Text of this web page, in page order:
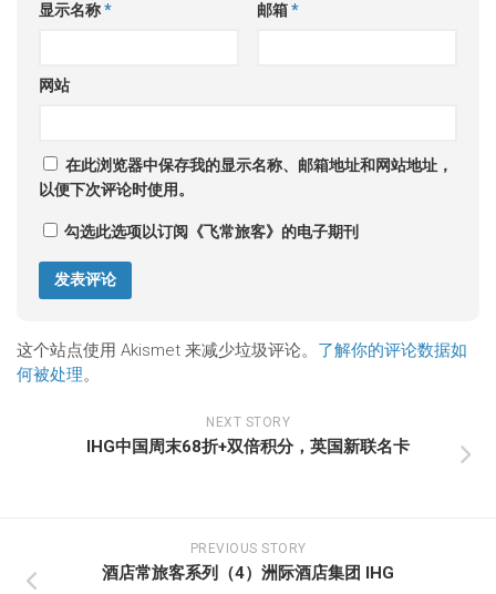
显示名称* 邮箱*
网站
在此浏览器中保存我的显示名称、邮箱地址和网站地址，
以便下次评论时使用。
勾选此选项以订阅《飞常旅客》的电子期刊
这个站点使用 Akismet 来减少垃圾评论。 了解你的评论数据如
何被处理。
NEXT STORY
IHG中国周末68折+双倍积分，英国新联名卡
PREVIOUS STORY
酒店常旅客系列（4）洲际酒店集团 IHG